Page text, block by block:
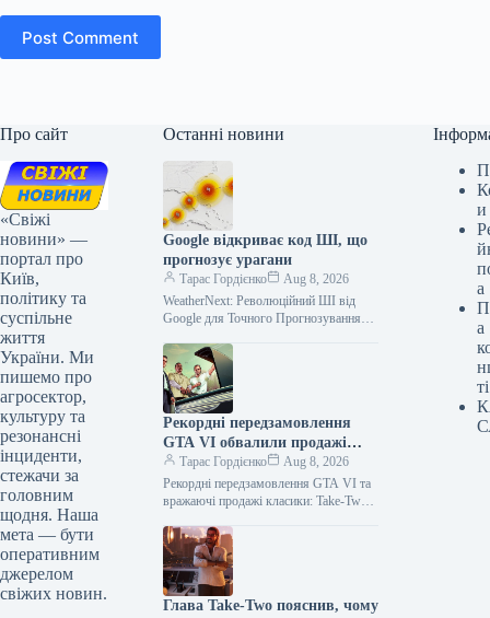
Post Comment
Про сайт
«Свіжі
новини» —
портал про
Київ,
політику та
суспільне
життя
України. Ми
пишемо про
агросектор,
культуру та
резонансні
інциденти,
стежачи за
головним
щодня. Наша
мета — бути
оперативним
джерелом
свіжих новин.
Останні новини
Google відкриває код ШІ, що
прогнозує урагани
Тарас Гордієнко
Aug 8, 2026
WeatherNext: Революційний ШІ від
Google для Точного Прогнозування
та Google Research спільно розробили
передову модель штучного…
Рекордні передзамовлення
GTA VI обвалили продажі
GTA V: мінус мільйон копій
за квартал
Тарас Гордієнко
Aug 8, 2026
Рекордні передзамовлення GTA VI та
вражаючі продажі класики: Take-Two
Американський холдинг Take-Two
Interactive Software, підбиваючи
підсумки першого…
Глава Take-Two пояснив, чому
и
а
а
ті